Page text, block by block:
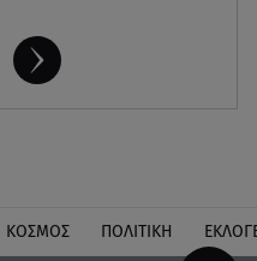
ΚΟΣΜΟΣ ΠΟΛΙΤΙΚΗ